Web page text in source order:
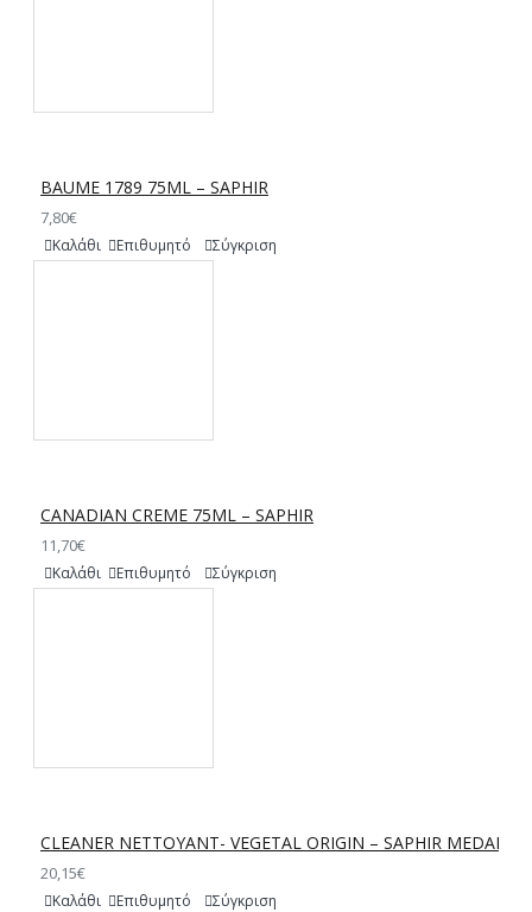
BAUME 1789 75ML – SAPHIR
7,80€
Καλάθι Επιθυμητό Σύγκριση
CANADIAN CREME 75ML – SAPHIR
11,70€
Καλάθι Επιθυμητό Σύγκριση
CLEANER NETTOYANT- VEGETAL ORIGIN – SAPHIR MEDAILLE
20,15€
Καλάθι Επιθυμητό Σύγκριση